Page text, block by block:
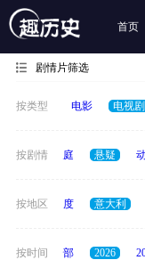
首页
剧情片筛选
按类型 电影 电视剧
按剧情
科幻 家庭 悬疑
按地区
泰国 印度 意大利
按时间 全部 2026